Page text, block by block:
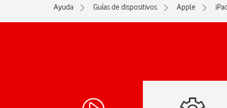
Ayuda Guías de dispositivos Apple